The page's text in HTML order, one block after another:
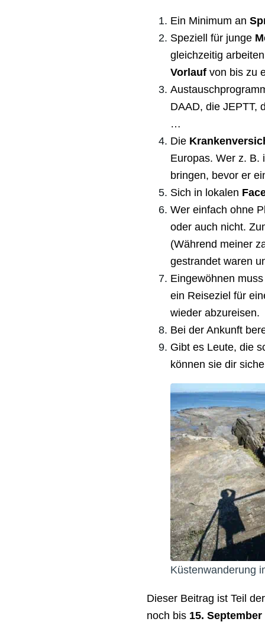
Ein Minimum an
Speziell für junge
gleichzeitig
Vorlauf von bis zu
DAAD, die JEPTT,
…
Die
Europas. Wer z. B.
bringen, bevor er
Sich in lokalen
Wer einfach ohne
oder auch nicht.
(Während meiner
gestrandet waren
Eingewöhnen
ein Reiseziel für
wieder abzureisen.
Bei der Ankunft
Gibt es Leute, die
können sie dir
Küstenwanderung
Dieser Beitrag ist Teil
noch bis 15. September